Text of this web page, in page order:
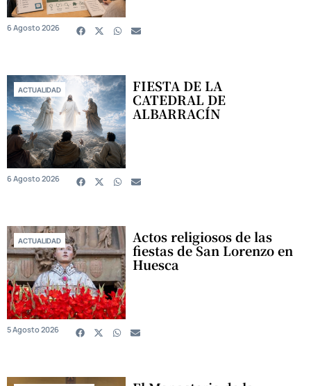
6 Agosto 2026
ACTUALIDAD FIESTA DE LA
CATEDRAL DE
ALBARRACÍN
6 Agosto 2026
ACTUALIDAD Actos religiosos de las
fiestas de San Lorenzo en
Huesca
5 Agosto 2026